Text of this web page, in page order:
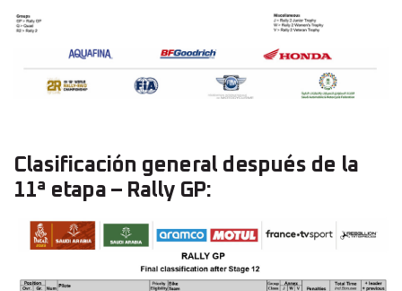
Clasificación general después de la
11ª etapa – Rally GP: